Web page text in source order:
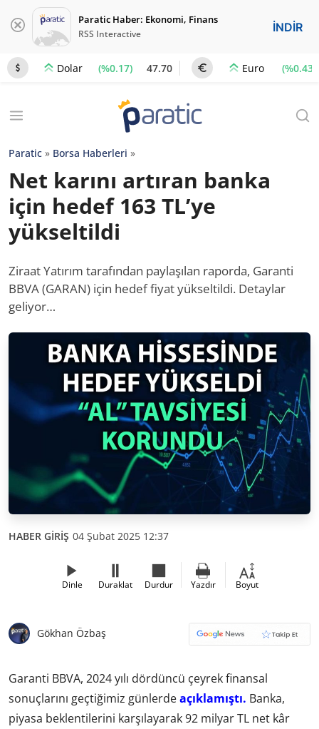
Paratic Haber: Ekonomi, Finans
RSS Interactive İNDİR
Dolar (%0.17) 47.70 Euro (%0.43)
Paratic » Borsa Haberleri »
Net karını artıran banka
için hedef 163 TL’ye
yükseltildi
Ziraat Yatırım tarafından paylaşılan raporda, Garanti
BBVA (GARAN) için hedef fiyat yükseltildi. Detaylar
geliyor…
HABER GİRİŞ 04 Şubat 2025 12:37
Dinle Duraklat Durdur Yazdır Boyut
Gökhan Özbaş
Garanti BBVA, 2024 yılı dördüncü çeyrek finansal
sonuçlarını geçtiğimiz günlerdeaçıklamıştı. Banka,
piyasa beklentilerini karşılayarak 92 milyar TL net kâr